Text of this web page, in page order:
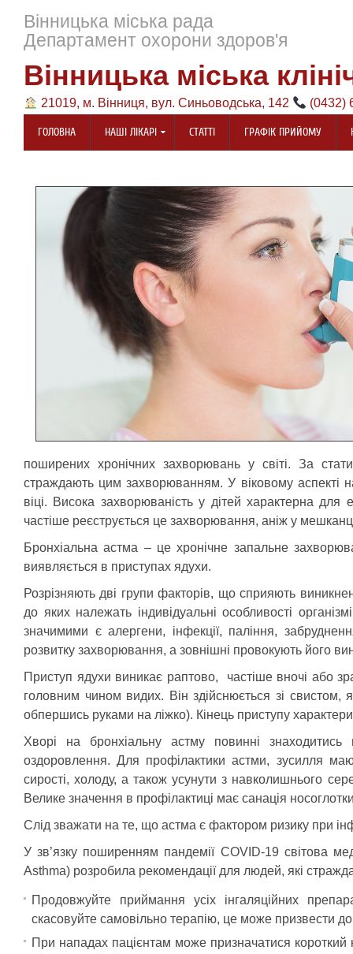
Вінницька міська рада
Департамент охорони здоров'я
Вінницька міська
21019, м. Вінниця, вул. Синьоводська, 142 (0432)
ГОЛОВНА НАШІ ЛІКАРІ СТАТТІ ГРАФІК ПРИЙОМУ
поширених хронічних захворювань у світі. За
страждають цим захворюванням. У віковому аспекті
віці. Висока захворюваність у дітей характерна для
частіше реєструється це захворювання, аніж у
Бронхіальна астма – це хронічне запальне
виявляється в приступах ядухи.
Розрізняють дві групи факторів, що сприяють
до яких належать індивідуальні особливості
значимими є алергени, інфекції, паління,
розвитку захворювання, а зовнішні провокують його
Приступ ядухи виникає раптово, частіше вночі або
головним чином видих. Він здійснюється зі
обпершись руками на ліжко). Кінець приступу
Хворі на бронхіальну астму повинні
оздоровлення. Для профілактики астми, зусилля
сирості, холоду, а також усунути з навколишнього
Велике значення в профілактиці має санація
Слід зважати на те, що астма є фактором ризику при
У зв’язку поширенням пандемії COVID-19 світова
Asthma) розробила рекомендації для людей, які
Продовжуйте приймання усіх інгаляційних
скасовуйте самовільно терапію, це може призвести
При нападах пацієнтам може призначатися короткий